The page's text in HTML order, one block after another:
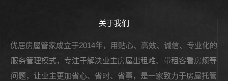
关于我们
优居房屋管家成立于2014年，用贴心、高效、诚信、专业化的
服务管理模式，专注于解决业主房屋出租难、带租客看房烦等
问题，让业主更加省心、省时、省事，是一家致力于房屋托管